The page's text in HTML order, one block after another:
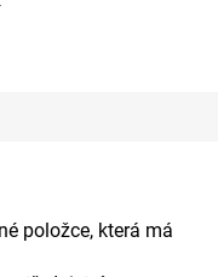
položce, která má